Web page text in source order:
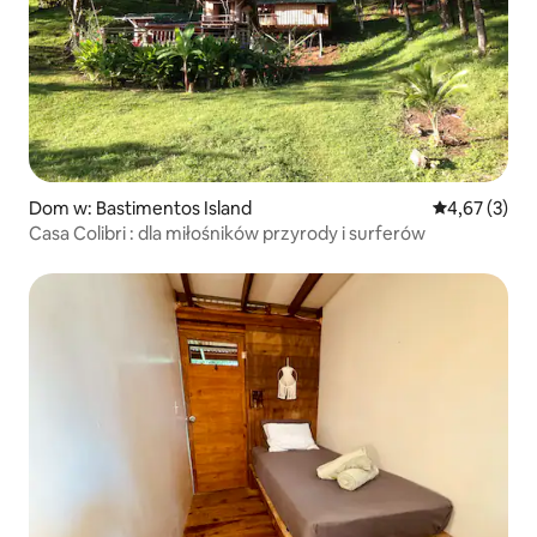
Dom w: Bastimentos Island Średnia
4,67 (3)
Casa Colibri : dla miłośników przyrody i surferów